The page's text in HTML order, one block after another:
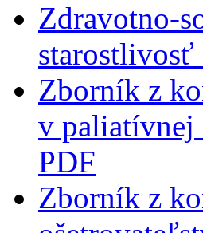
Zdravotno-
starostlivosť
Zborník z
v paliatívnej
PDF
Zborník z